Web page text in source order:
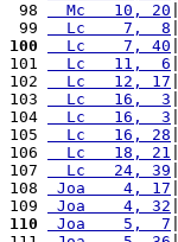
98
  Mc   10, 20
99
  Lc    7,  8
100
  Lc    7, 40
101
  Lc   11,  6
102
  Lc   12, 17
103
  Lc   16,  3
104
  Lc   16,  3
105
  Lc   16, 28
106
  Lc   18, 21
107
  Lc   24, 39
108
Joa    4, 17
109
Joa    4, 32
110
Joa    5,  7